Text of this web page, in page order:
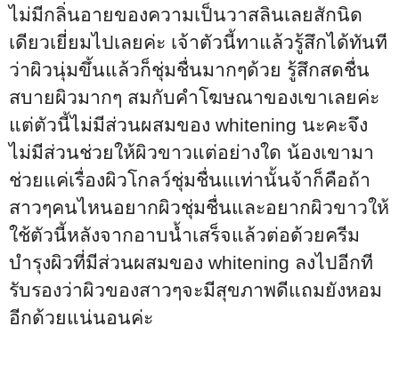
ไม่มีกลิ่นอายของความเป็นวาสลินเลยสักนิด
เดียวเยี่ยมไปเลยค่ะ เจ้าตัวนี้ทาแล้วรู้สึกได้ทันที
ว่าผิวนุ่มขึ้นแล้วก็ชุ่มชื่นมากๆด้วย รู้สึกสดชื่น
สบายผิวมากๆ สมกับคำโฆษณาของเขาเลยค่ะ
แต่ตัวนี้ไม่มีส่วนผสมของ whitening นะคะจึง
ไม่มีส่วนช่วยให้ผิวขาวแต่อย่างใด น้องเขามา
ช่วยแค่เรื่องผิวโกลว์ชุ่มชื่นแเท่านั้นจ้าก็คือถ้า
สาวๆคนไหนอยากผิวชุ่มชื่นและอยากผิวขาวให้
ใช้ตัวนี้หลังจากอาบน้ำเสร็จแล้วต่อด้วยครีม
บำรุงผิวที่มีส่วนผสมของ whitening ลงไปอีกที
รับรองว่าผิวของสาวๆจะมีสุขภาพดีแถมยังหอม
อีกด้วยแน่นอนค่ะ